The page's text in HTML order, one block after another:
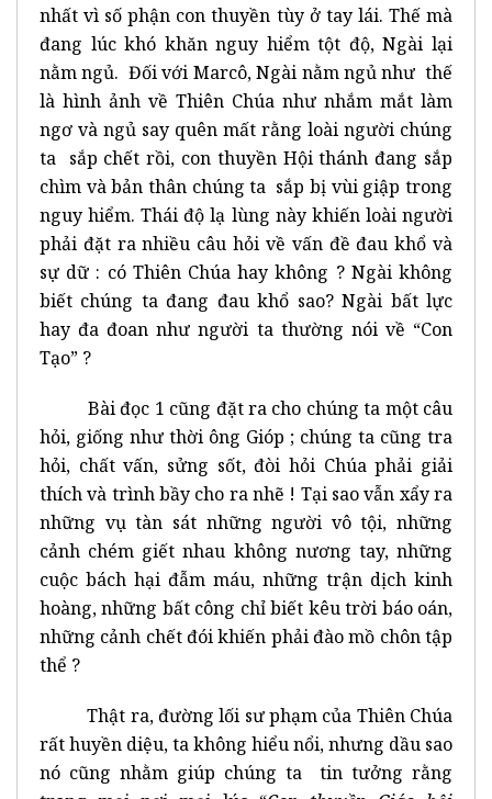
nhất vì số phận con thuyền tùy ở tay lái. Thế mà
đang lúc khó khăn nguy hiểm tột độ, Ngài lại
nằm ngủ. Đối với Marcô, Ngài nằm ngủ như thế
là hình ảnh về Thiên Chúa như nhắm mắt làm
ngơ và ngủ say quên mất rằng loài người chúng
ta sắp chết rồi, con thuyền Hội thánh đang sắp
chìm và bản thân chúng ta sắp bị vùi giập trong
nguy hiểm. Thái độ lạ lùng này khiến loài người
phải đặt ra nhiều câu hỏi về vấn đề đau khổ và
sự dữ : có Thiên Chúa hay không ? Ngài không
biết chúng ta đang đau khổ sao? Ngài bất lực
hay đa đoan như người ta thường nói về “Con
Tạo” ?
Bài đọc 1 cũng đặt ra cho chúng ta một câu
hỏi, giống như thời ông Gióp ; chúng ta cũng tra
hỏi, chất vấn, sửng sốt, đòi hỏi Chúa phải giải
thích và trình bầy cho ra nhẽ ! Tại sao vẫn xẩy ra
những vụ tàn sát những người vô tội, những
cảnh chém giết nhau không nương tay, những
cuộc bách hại đẫm máu, những trận dịch kinh
hoàng, những bất công chỉ biết kêu trời báo oán,
những cảnh chết đói khiến phải đào mồ chôn tập
thể ?
Thật ra, đường lối sư phạm của Thiên Chúa
rất huyền diệu, ta không hiểu nổi, nhưng dầu sao
nó cũng nhằm giúp chúng ta tin tưởng rằng